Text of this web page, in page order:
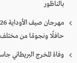
بالناظور
حافلًا ونجومًا من مختلف
وفاة المخرج البريطاني